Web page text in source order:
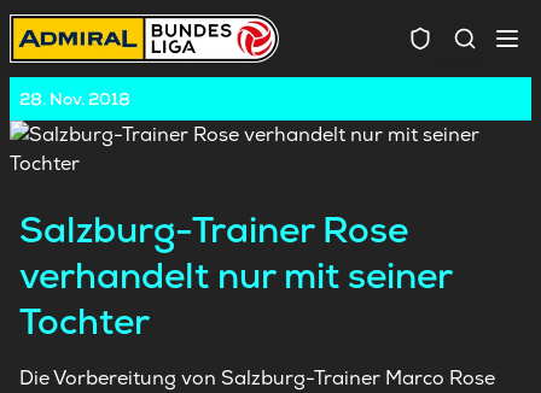
28. Nov. 2018
Salzburg-Trainer Rose
verhandelt nur mit seiner
Tochter
Die Vorbereitung von Salzburg-Trainer Marco Rose